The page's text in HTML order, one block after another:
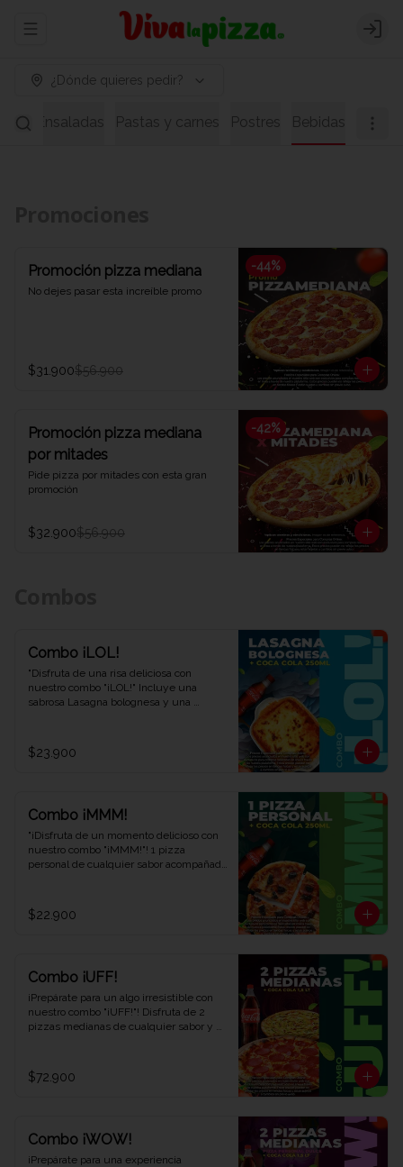
Abrir menu de navegación
¿Dónde quieres pedir?
Ensaladas Pastas y carnes Postres Bebidas
-44%
Promoción pizza mediana
No dejes pasar esta increíble promo
$31.900$56.900
-42%
Promoción pizza mediana
por mitades
Pide pizza por mitades con esta gran
promoción
$32.900$56.900
Combo ¡LOL!
"Disfruta de una risa deliciosa con
nuestro combo "¡LOL!" Incluye una
sabrosa Lasagna bolognesa y una
experiencia de sabor auténtica y
divertida. ¡Ven y descubre por qué este
$23.900
Combo ¡MMM!
"¡Disfruta de un momento delicioso con
nuestro combo "¡MMM!"! 1 pizza
personal de cualquier sabor acompañada
el placer. ¡Ven y descubre por qué este
combo te hará exclamar '¡MMM!' en Viva
$22.900
Combo ¡UFF!
¡Prepárate para un algo irresistible con
nuestro combo "¡UFF!"! Disfruta de 2
pizzas medianas de cualquier sabor y
tus antojos y deleitar tus sentidos. ¡Ven
y descubre el combo que te hará decir
$72.900
Combo ¡WOW!
¡Prepárate para una experiencia